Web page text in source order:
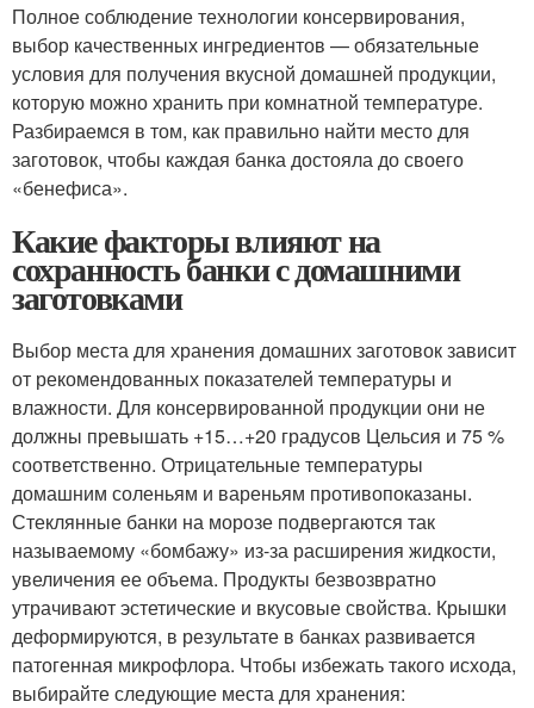
Полное соблюдение технологии консервирования,
выбор качественных ингредиентов — обязательные
условия для получения вкусной домашней продукции,
которую можно хранить при комнатной температуре.
Разбираемся в том, как правильно найти место для
заготовок, чтобы каждая банка достояла до своего
«бенефиса».
Какие факторы влияют на
сохранность банки с домашними
заготовками
Выбор места для хранения домашних заготовок зависит
от рекомендованных показателей температуры и
влажности. Для консервированной продукции они не
должны превышать +15…+20 градусов Цельсия и 75 %
соответственно. Отрицательные температуры
домашним соленьям и вареньям противопоказаны.
Стеклянные банки на морозе подвергаются так
называемому «бомбажу» из-за расширения жидкости,
увеличения ее объема. Продукты безвозвратно
утрачивают эстетические и вкусовые свойства. Крышки
деформируются, в результате в банках развивается
патогенная микрофлора. Чтобы избежать такого исхода,
выбирайте следующие места для хранения: